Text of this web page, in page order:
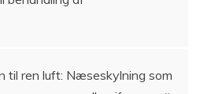
til ren luft: Næseskylning som